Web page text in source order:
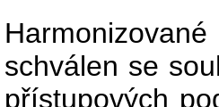
schválen se
přístupových